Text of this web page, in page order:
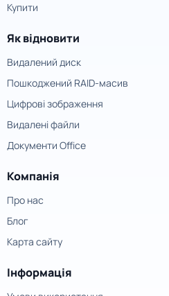
Купити
Як відновити
Видалений диск
Пошкоджений RAID-масив
Цифрові зображення
Видалені файли
Документи Office
Компанія
Про нас
Блог
Карта сайту
Інформація